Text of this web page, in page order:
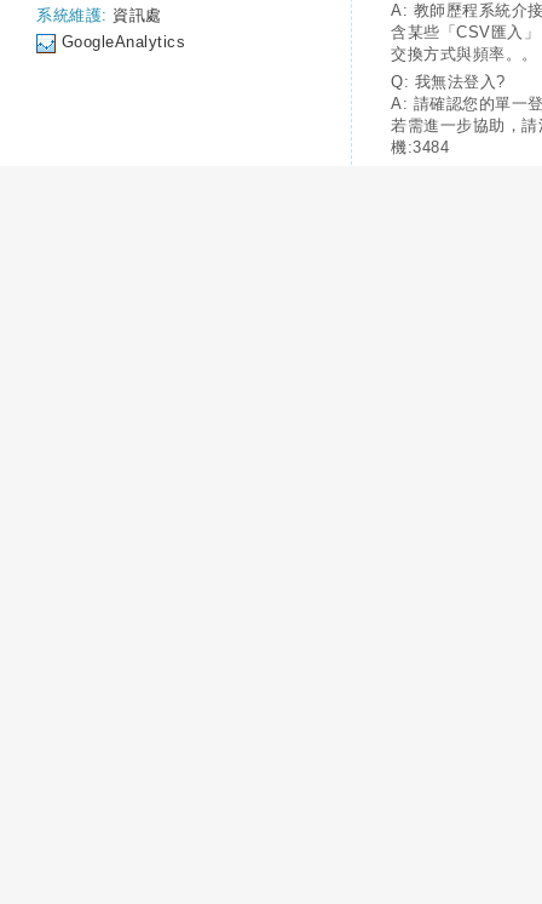
系統維護: 資訊處
GoogleAnalytics
A: 教師歷程系統介
含某些「CSV匯入
交換方式與頻率。。
Q: 我無法登入?
A: 請確認您的單一
若需進一步協助，
機:3484